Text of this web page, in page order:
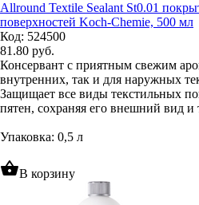
Allround Textile Sealant St0.01
поверхностей Koch-Chemie, 500 мл
Код: 524500
81.80 руб.
Консервант с приятным свежим
внутренних, так и для наружных
Защищает все виды текстильных
пятен, сохраняя его внешний вид и
Упаковка: 0,5 л
shopping_basketВ корзину